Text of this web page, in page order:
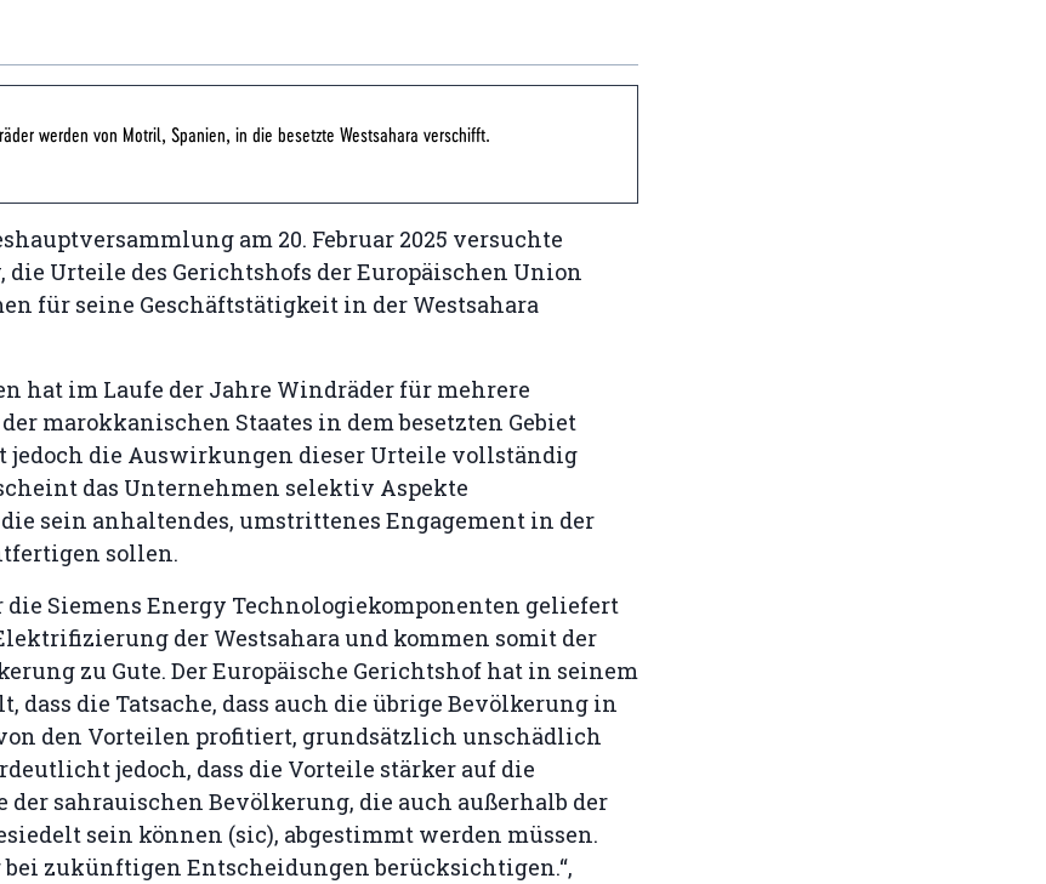
werden von Motril, Spanien, in die besetzte Westsahara verschifft.
am 20. Februar 2025 versuchte
die Urteile des Gerichtshofs der Europäischen Union
für seine Geschäftstätigkeit in der Westsahara
hat im Laufe der Jahre Windräder für mehrere
marokkanischen Staates in dem besetzten Gebiet
jedoch die Auswirkungen dieser Urteile vollständig
das Unternehmen selektiv Aspekte
sein anhaltendes, umstrittenes Engagement in der
sollen.
die Siemens Energy Technologiekomponenten geliefert
der Westsahara und kommen somit der
zu Gute. Der Europäische Gerichtshof hat in seinem
dass die Tatsache, dass auch die übrige Bevölkerung in
den Vorteilen profitiert, grundsätzlich unschädlich
jedoch, dass die Vorteile stärker auf die
der sahrauischen Bevölkerung, die auch außerhalb der
sein können (sic), abgestimmt werden müssen.
zukünftigen Entscheidungen berücksichtigen.“,